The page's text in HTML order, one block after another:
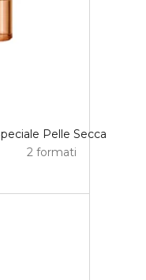
Pelle Secca
2 formati